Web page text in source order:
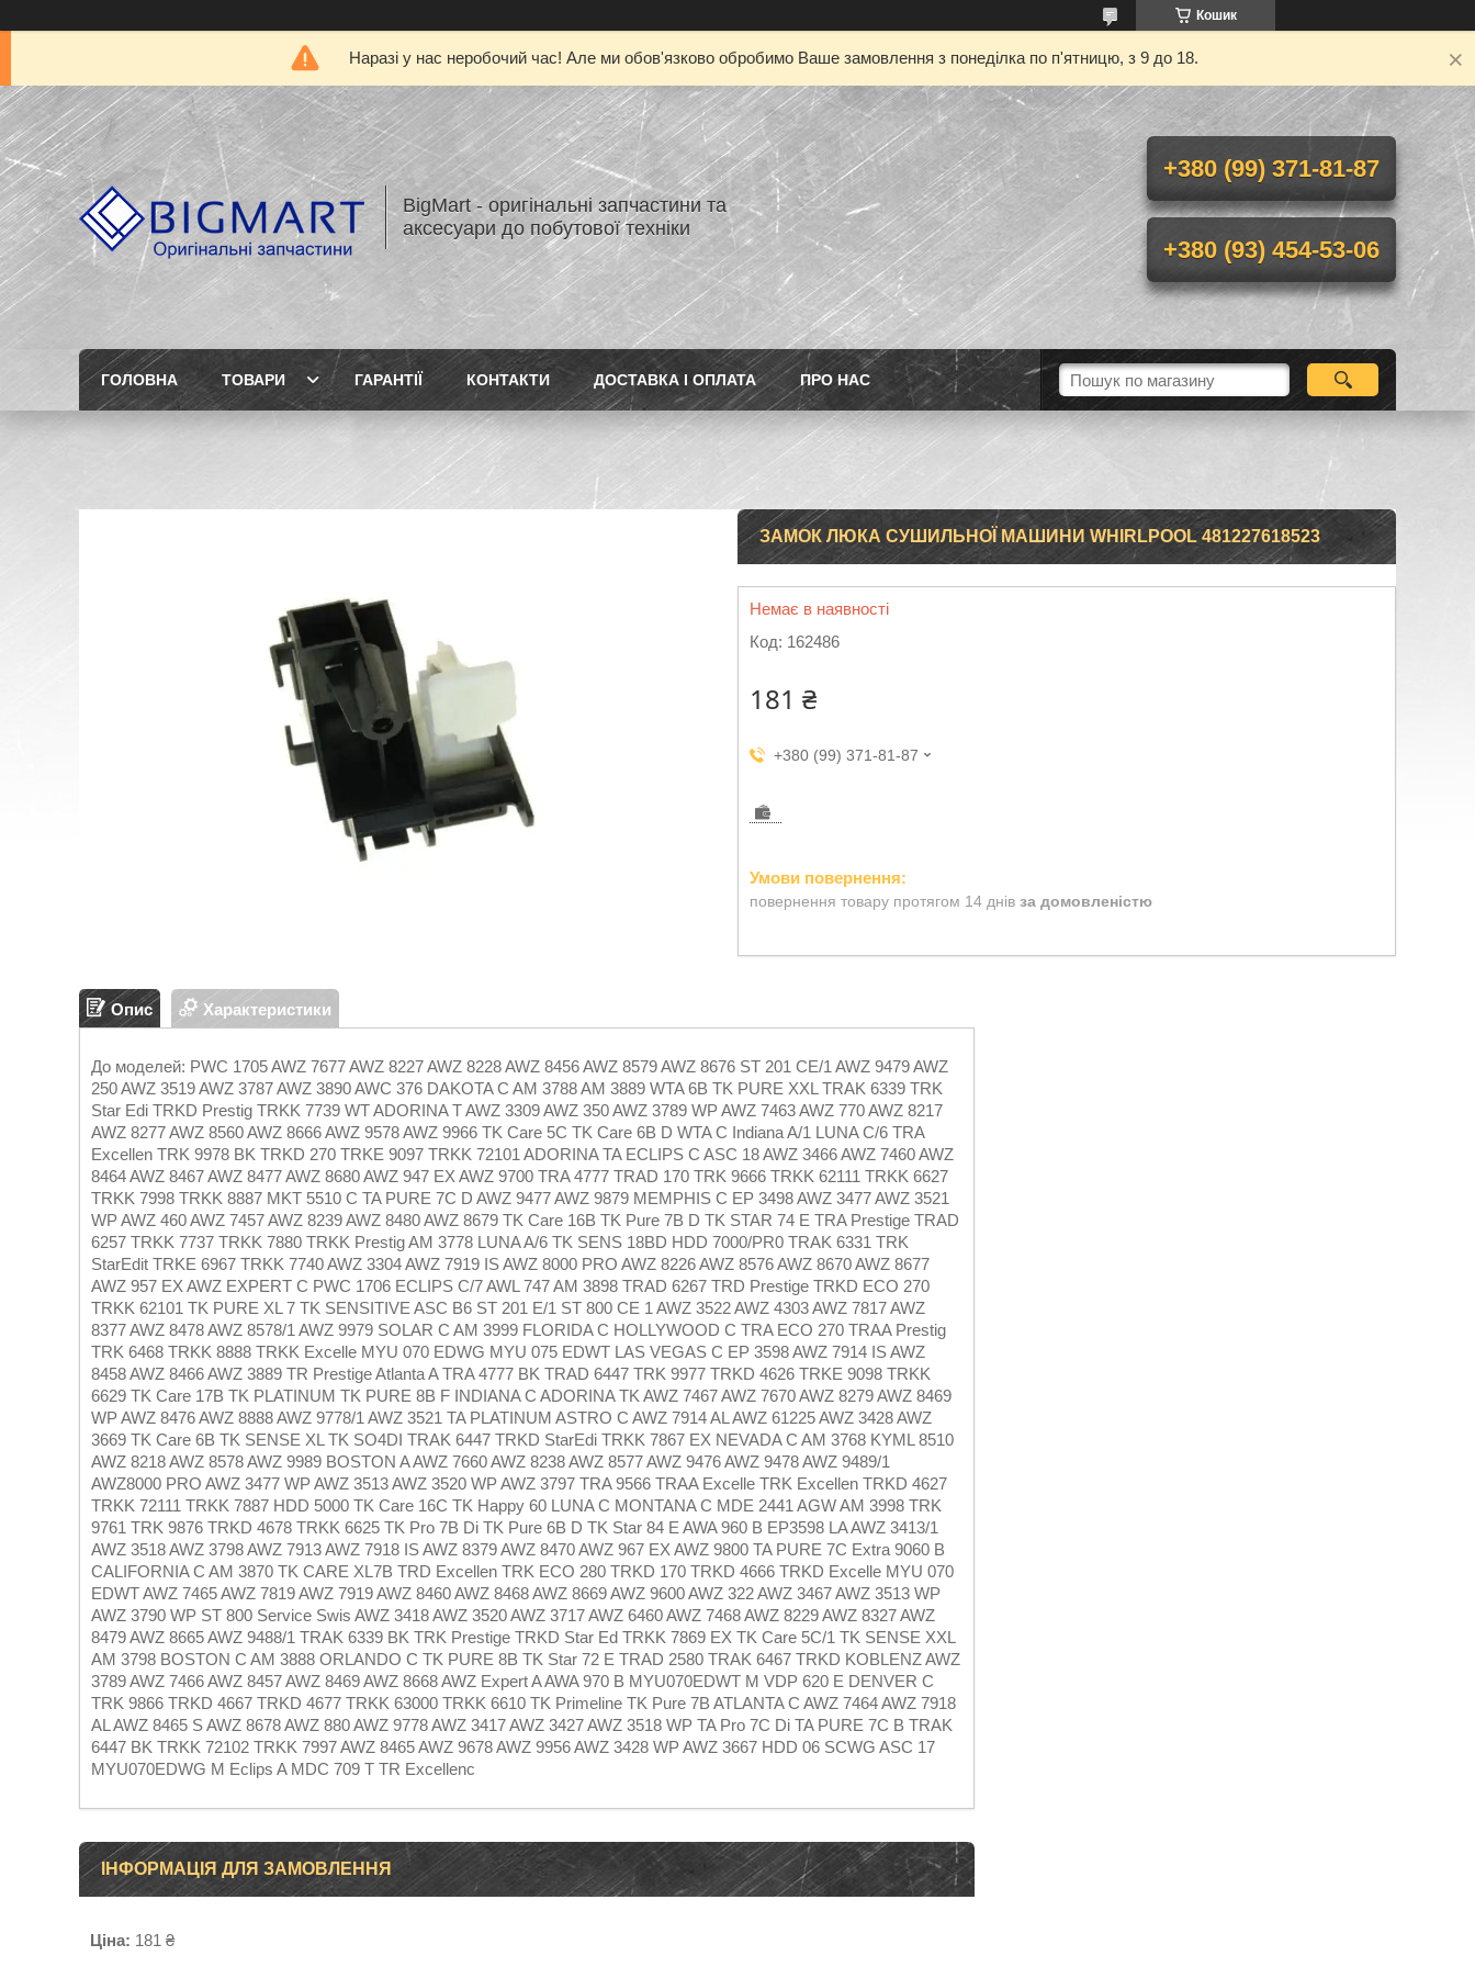
Кошик
Наразі у нас неробочий час! Але ми обов'язково обробимо Ваше замовлення з понеділка по п'ятницю, з 9 до 18.
BigMart - оригінальні запчастини та
аксесуари до побутової техніки
+380 (99) 371-81-87
+380 (93) 454-53-06
ГОЛОВНА ТОВАРИ ГАРАНТІЇ КОНТАКТИ ДОСТАВКА І ОПЛАТА ПРО НАС
ЗАМОК ЛЮКА СУШИЛЬНОЇ МАШИНИ WHIRLPOOL 481227618523
Немає в наявності
Код: 162486
181 ₴
+380 (99) 371-81-87
повернення товару протягом 14 днів за домовленістю
Опис Характеристики
До моделей: PWC 1705 AWZ 7677 AWZ 8227 AWZ 8228 AWZ 8456 AWZ 8579 AWZ 8676 ST 201 CE/1 AWZ 9479 AWZ
250 AWZ 3519 AWZ 3787 AWZ 3890 AWC 376 DAKOTA C AM 3788 AM 3889 WTA 6B TK PURE XXL TRAK 6339 TRK
Star Edi TRKD Prestig TRKK 7739 WT ADORINA T AWZ 3309 AWZ 350 AWZ 3789 WP AWZ 7463 AWZ 770 AWZ 8217
AWZ 8277 AWZ 8560 AWZ 8666 AWZ 9578 AWZ 9966 TK Care 5C TK Care 6B D WTA C Indiana A/1 LUNA C/6 TRA
Excellen TRK 9978 BK TRKD 270 TRKE 9097 TRKK 72101 ADORINA TA ECLIPS C ASC 18 AWZ 3466 AWZ 7460 AWZ
8464 AWZ 8467 AWZ 8477 AWZ 8680 AWZ 947 EX AWZ 9700 TRA 4777 TRAD 170 TRK 9666 TRKK 62111 TRKK 6627
TRKK 7998 TRKK 8887 MKT 5510 C TA PURE 7C D AWZ 9477 AWZ 9879 MEMPHIS C EP 3498 AWZ 3477 AWZ 3521
WP AWZ 460 AWZ 7457 AWZ 8239 AWZ 8480 AWZ 8679 TK Care 16B TK Pure 7B D TK STAR 74 E TRA Prestige TRAD
6257 TRKK 7737 TRKK 7880 TRKK Prestig AM 3778 LUNA A/6 TK SENS 18BD HDD 7000/PR0 TRAK 6331 TRK
StarEdit TRKE 6967 TRKK 7740 AWZ 3304 AWZ 7919 IS AWZ 8000 PRO AWZ 8226 AWZ 8576 AWZ 8670 AWZ 8677
AWZ 957 EX AWZ EXPERT C PWC 1706 ECLIPS C/7 AWL 747 AM 3898 TRAD 6267 TRD Prestige TRKD ECO 270
TRKK 62101 TK PURE XL 7 TK SENSITIVE ASC B6 ST 201 E/1 ST 800 CE 1 AWZ 3522 AWZ 4303 AWZ 7817 AWZ
8377 AWZ 8478 AWZ 8578/1 AWZ 9979 SOLAR C AM 3999 FLORIDA C HOLLYWOOD C TRA ECO 270 TRAA Prestig
TRK 6468 TRKK 8888 TRKK Excelle MYU 070 EDWG MYU 075 EDWT LAS VEGAS C EP 3598 AWZ 7914 IS AWZ
8458 AWZ 8466 AWZ 3889 TR Prestige Atlanta A TRA 4777 BK TRAD 6447 TRK 9977 TRKD 4626 TRKE 9098 TRKK
6629 TK Care 17B TK PLATINUM TK PURE 8B F INDIANA C ADORINA TK AWZ 7467 AWZ 7670 AWZ 8279 AWZ 8469
WP AWZ 8476 AWZ 8888 AWZ 9778/1 AWZ 3521 TA PLATINUM ASTRO C AWZ 7914 AL AWZ 61225 AWZ 3428 AWZ
3669 TK Care 6B TK SENSE XL TK SO4DI TRAK 6447 TRKD StarEdi TRKK 7867 EX NEVADA C AM 3768 KYML 8510
AWZ 8218 AWZ 8578 AWZ 9989 BOSTON A AWZ 7660 AWZ 8238 AWZ 8577 AWZ 9476 AWZ 9478 AWZ 9489/1
AWZ8000 PRO AWZ 3477 WP AWZ 3513 AWZ 3520 WP AWZ 3797 TRA 9566 TRAA Excelle TRK Excellen TRKD 4627
TRKK 72111 TRKK 7887 HDD 5000 TK Care 16C TK Happy 60 LUNA C MONTANA C MDE 2441 AGW AM 3998 TRK
9761 TRK 9876 TRKD 4678 TRKK 6625 TK Pro 7B Di TK Pure 6B D TK Star 84 E AWA 960 B EP3598 LA AWZ 3413/1
AWZ 3518 AWZ 3798 AWZ 7913 AWZ 7918 IS AWZ 8379 AWZ 8470 AWZ 967 EX AWZ 9800 TA PURE 7C Extra 9060 B
CALIFORNIA C AM 3870 TK CARE XL7B TRD Excellen TRK ECO 280 TRKD 170 TRKD 4666 TRKD Excelle MYU 070
EDWT AWZ 7465 AWZ 7819 AWZ 7919 AWZ 8460 AWZ 8468 AWZ 8669 AWZ 9600 AWZ 322 AWZ 3467 AWZ 3513 WP
AWZ 3790 WP ST 800 Service Swis AWZ 3418 AWZ 3520 AWZ 3717 AWZ 6460 AWZ 7468 AWZ 8229 AWZ 8327 AWZ
8479 AWZ 8665 AWZ 9488/1 TRAK 6339 BK TRK Prestige TRKD Star Ed TRKK 7869 EX TK Care 5C/1 TK SENSE XXL
AM 3798 BOSTON C AM 3888 ORLANDO C TK PURE 8B TK Star 72 E TRAD 2580 TRAK 6467 TRKD KOBLENZ AWZ
3789 AWZ 7466 AWZ 8457 AWZ 8469 AWZ 8668 AWZ Expert A AWA 970 B MYU070EDWT M VDP 620 E DENVER C
TRK 9866 TRKD 4667 TRKD 4677 TRKK 63000 TRKK 6610 TK Primeline TK Pure 7B ATLANTA C AWZ 7464 AWZ 7918
AL AWZ 8465 S AWZ 8678 AWZ 880 AWZ 9778 AWZ 3417 AWZ 3427 AWZ 3518 WP TA Pro 7C Di TA PURE 7C B TRAK
6447 BK TRKK 72102 TRKK 7997 AWZ 8465 AWZ 9678 AWZ 9956 AWZ 3428 WP AWZ 3667 HDD 06 SCWG ASC 17
MYU070EDWG M Eclips A MDC 709 T TR Excellenc
ІНФОРМАЦІЯ ДЛЯ ЗАМОВЛЕННЯ
Ціна: 181 ₴